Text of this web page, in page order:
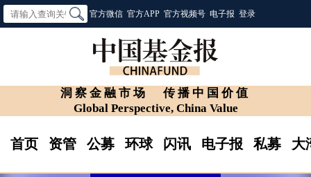
官方微信 官方APP 官方视频号 电子报 登录
洞察金融市场
传播中国价值
Global Perspective, China Value
首页 资管 公募 环球 闪讯 电子报 私募 大